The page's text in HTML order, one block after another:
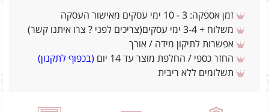
זמן אספקה: 3 - 10 ימי עסקים מאישור העסקה
משלוח + 3-4 ימי עסקים(צריכים לפני ? צרו איתנו קשר)
אפשרות לתיקון מידה / אורך
החזר כספי / החלפת מוצר עד 14 יום
(בכפוף לתקנון)
תשלומים ללא ריבית